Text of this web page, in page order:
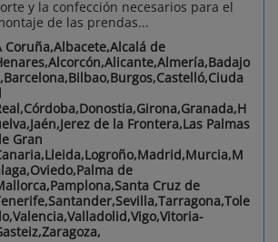
y la confección necesarios para el
de las prendas...
Coruña,Albacete,Alcalá de
de la Frontera,Las Palmas
Gran
de
Cruz de